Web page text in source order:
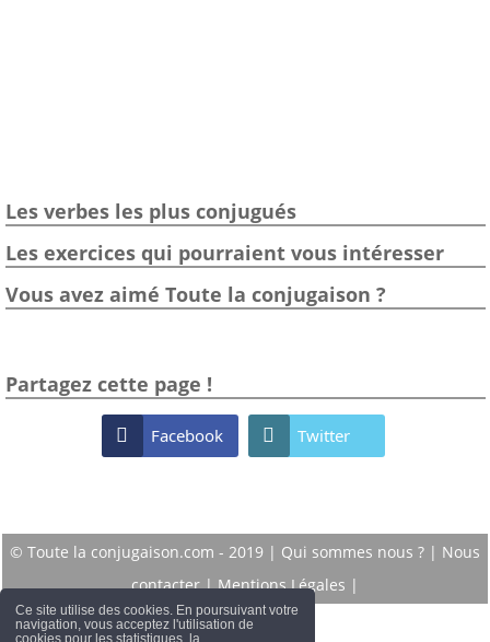
Ce site utilise des cookies. En poursuivant votre
navigation, vous acceptez l'utilisation de
Les verbes les plus conjugués
Les exercices qui pourraient vous intéresser
Vous avez aimé Toute la conjugaison ?
Partagez cette page !
 Facebook  Twitter
© Toute la conjugaison.com - 2019 | Qui sommes nous ? | Nous
contacter|Mentions Légales |